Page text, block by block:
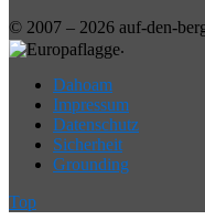
© 2007 – 2026 auf-den-
.
Dahoam
Impressum
Datenschutz
Sicherheit
Grounding
Top